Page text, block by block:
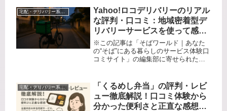
介します。在宅ワークが増えた今、自
宅にいながら様々な飲食店の料理...
宅配・デリバリー系サービス
Yahoo!ロコデリバリーのリアル
な評判・口コミ：地域密着型デ
リバリーサービスを使って感じ
たメリット・デメリット徹底レ
ビュー
※この記事は「そばワールド｜あなた
の“そば”にある暮らしのサービス体験口
コミサイト」の編集部に寄せられた各
ら…」「地元の美味しい飲食店、もっ
と気軽に発見できたらいいのに」―
そ...
宅配・デリバリー系サービス
「くるめし弁当」の評判・レビ
ュー徹底解説！口コミ体験から
分かった便利さと正直な感想～